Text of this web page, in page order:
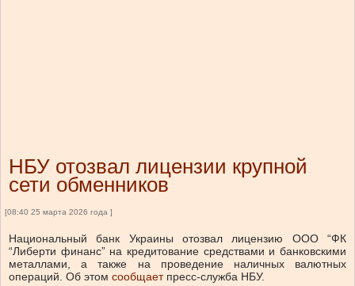
НБУ отозвал лицензии крупной
сети обменников
[08:40 25 марта 2026 года ]
Национальный банк Украины отозвал лицензию ООО “ФК
“Либерти финанс” на кредитование средствами и банковскими
металлами, а также на проведение наличных валютных
операций. Об этом сообщает пресс-служба НБУ.